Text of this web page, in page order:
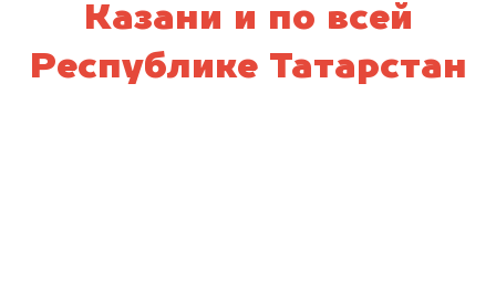
Казани и по всей
Республике Татарстан